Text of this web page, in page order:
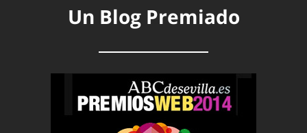
Un Blog Premiado